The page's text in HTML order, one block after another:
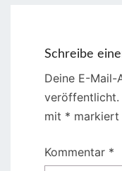
Schreibe
Deine E-Mail-
veröffentlicht.
mit * markiert
Kommentar *